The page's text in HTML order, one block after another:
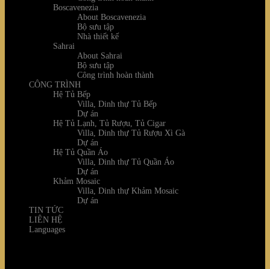
Boscavenezia
About Boscavenezia
Bộ sưu tập
Nhà thiết kế
Sahrai
About Sahrai
Bộ sưu tập
Công trình hoàn thành
CÔNG TRÌNH
Hệ Tủ Bếp
Villa, Dinh thự Tủ Bếp
Dự án
Hệ Tủ Lạnh, Tủ Rượu, Tủ Cigar
Villa, Dinh thự Tủ Rượu Xì Gà
Dự án
Hệ Tủ Quần Áo
Villa, Dinh thự Tủ Quần Áo
Dự án
Khảm Mosaic
Villa, Dinh thự Khảm Mosaic
Dự án
TIN TỨC
LIÊN HỆ
Languages